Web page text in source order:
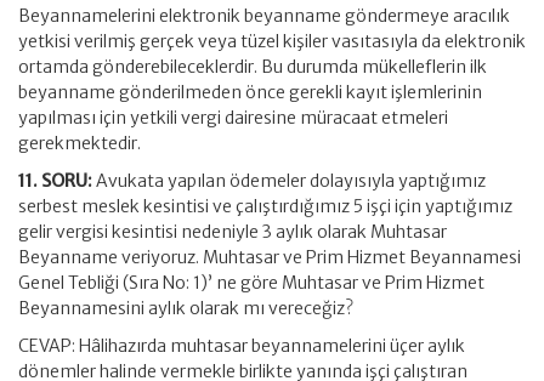
Beyannamelerini elektronik beyanname göndermeye aracılık
yetkisi verilmiş gerçek veya tüzel kişiler vasıtasıyla da elektronik
ortamda gönderebileceklerdir. Bu durumda mükelleflerin ilk
beyanname gönderilmeden önce gerekli kayıt işlemlerinin
yapılması için yetkili vergi dairesine müracaat etmeleri
gerekmektedir.
11. SORU:Avukata yapılan ödemeler dolayısıyla yaptığımız
serbest meslek kesintisi ve çalıştırdığımız 5 işçi için yaptığımız
gelir vergisi kesintisi nedeniyle 3 aylık olarak Muhtasar
Beyanname veriyoruz. Muhtasar ve Prim Hizmet Beyannamesi
Genel Tebliği (Sıra No: 1)’ ne göre Muhtasar ve Prim Hizmet
Beyannamesini aylık olarak mı vereceğiz?
CEVAP: Hâlihazırda muhtasar beyannamelerini üçer aylık
dönemler halinde vermekle birlikte yanında işçi çalıştıran